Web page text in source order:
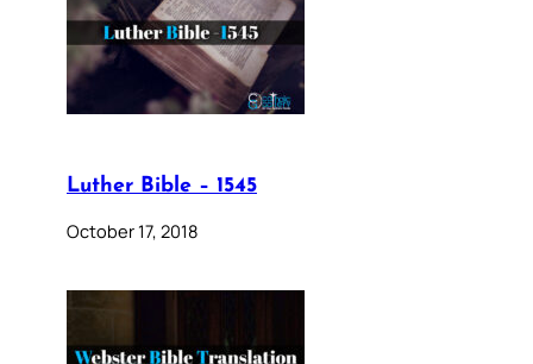
Luther Bible – 1545
October 17, 2018